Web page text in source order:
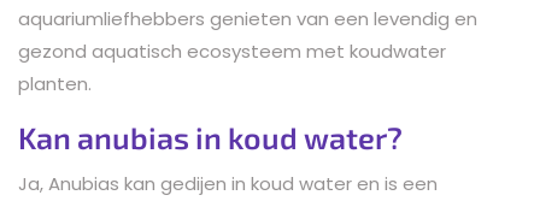
aquariumliefhebbers genieten van een levendig en
gezond aquatisch ecosysteem met koudwater
planten.
Kan anubias in koud water?
Ja, Anubias kan gedijen in koud water en is een